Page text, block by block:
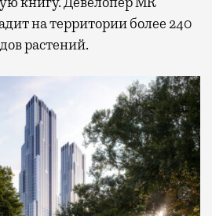
на территории более 240
растений.